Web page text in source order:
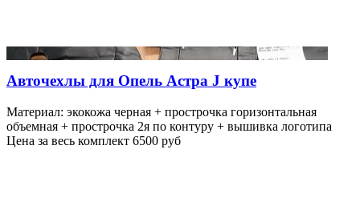
Авточехлы для Опель Астра J купе
Материал: экокожа черная + прострочка горизонтальная
объемная + прострочка 2я по контуру + вышивка логотипа
Цена за весь комплект 6500 руб